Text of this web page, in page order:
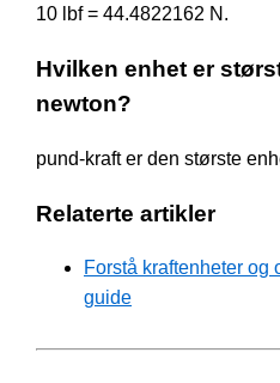
10 lbf = 44.4822162 N.
Hvilken enhet er
newton?
pund-kraft er den største
Relaterte artikler
Forstå kraftenheter og
guide